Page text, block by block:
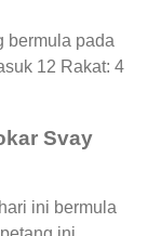
bermula pada
12 Rakat: 4
Svay
ini bermula